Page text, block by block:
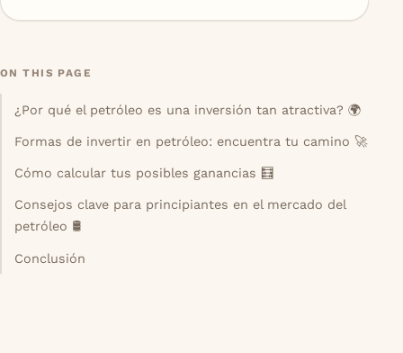
ON THIS PAGE
¿Por qué el petróleo es una inversión tan atractiva? 🌍
Formas de invertir en petróleo: encuentra tu camino 🚀
Cómo calcular tus posibles ganancias 🧮
Consejos clave para principiantes en el mercado del
petróleo 🛢️
Conclusión